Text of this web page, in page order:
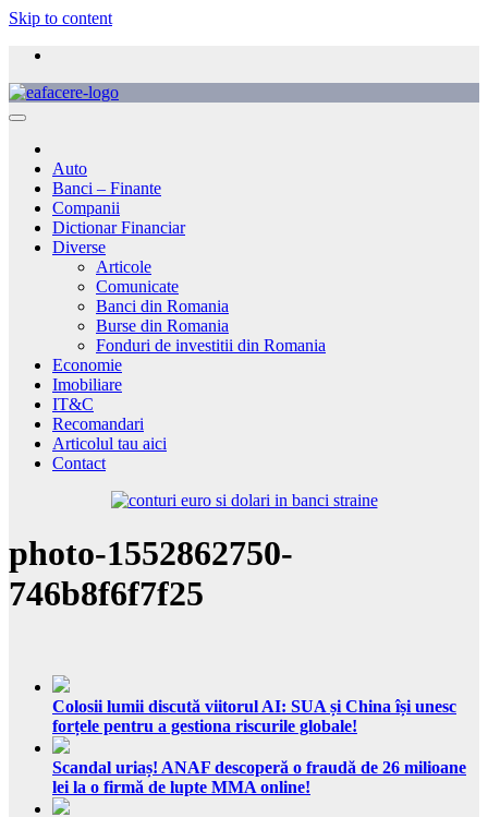
Skip to content
Auto
Banci – Finante
Companii
Dictionar Financiar
Diverse
Articole
Comunicate
Banci din Romania
Burse din Romania
Fonduri de investitii din Romania
Economie
Imobiliare
IT&C
Recomandari
Articolul tau aici
Contact
photo-1552862750-
746b8f6f7f25
Colosii lumii discută viitorul AI: SUA și China își unesc
forțele pentru a gestiona riscurile globale!
Scandal uriaș! ANAF descoperă o fraudă de 26 milioane
lei la o firmă de lupte MMA online!